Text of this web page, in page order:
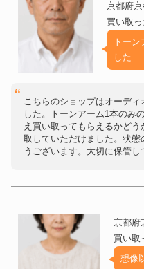
京都府
買い取
トー
した
こちらのショップはオーデ
した。トーンアーム1本のみ
え買い取ってもらえるかど
取していただけました。状態
うございます。大切に保管し
京都府
買い取
想像